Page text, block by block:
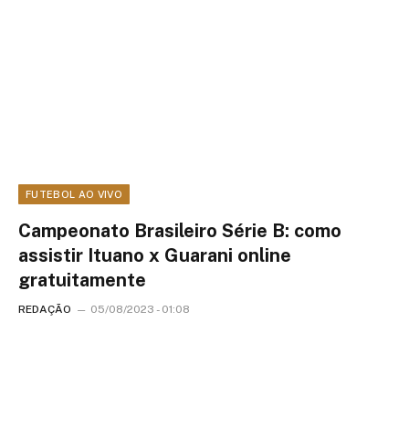
FUTEBOL AO VIVO
Campeonato Brasileiro Série B: como
assistir Ituano x Guarani online
gratuitamente
REDAÇÃO 05/08/2023 - 01:08